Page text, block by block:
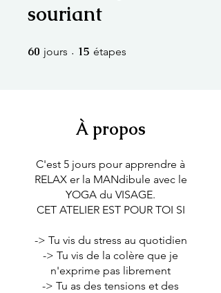
souriant
60 jours 60 jours
15 étapes
À propos
C'est 5 jours pour apprendre à
RELAX er la MANdibule avec le
YOGA du VISAGE.
CET ATELIER EST POUR TOI SI
-> Tu vis du stress au quotidien
-> Tu vis de la colère que je
n'exprime pas librement
-> Tu as des tensions et des